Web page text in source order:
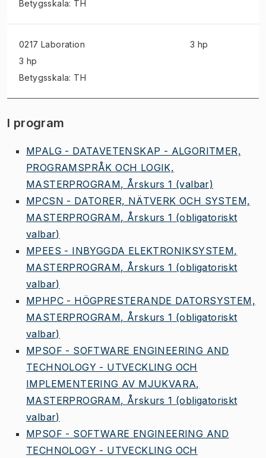
Betygsskala: TH
0217 Laboration
3 hp
Betygsskala: TH
3 hp
I program
MPALG - DATAVETENSKAP - ALGORITMER,
PROGRAMSPRÅK OCH LOGIK,
MASTERPROGRAM, Årskurs 1 (valbar)
MPCSN - DATORER, NÄTVERK OCH SYSTEM,
MASTERPROGRAM, Årskurs 1 (obligatoriskt
valbar)
MPEES - INBYGGDA ELEKTRONIKSYSTEM,
MASTERPROGRAM, Årskurs 1 (obligatoriskt
valbar)
MPHPC - HÖGPRESTERANDE DATORSYSTEM,
MASTERPROGRAM, Årskurs 1 (obligatoriskt
valbar)
MPSOF - SOFTWARE ENGINEERING AND
TECHNOLOGY - UTVECKLING OCH
IMPLEMENTERING AV MJUKVARA,
MASTERPROGRAM, Årskurs 1 (obligatoriskt
valbar)
MPSOF - SOFTWARE ENGINEERING AND
TECHNOLOGY - UTVECKLING OCH